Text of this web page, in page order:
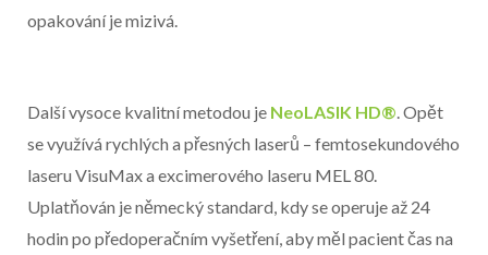
opakování je mizivá.
Další vysoce kvalitní metodou je NeoLASIK HD® . Opět
se využívá rychlých a přesných laserů – femtosekundového
laseru VisuMax a excimerového laseru MEL 80.
Uplatňován je německý standard, kdy se operuje až 24
hodin po předoperačním vyšetření, aby měl pacient čas na